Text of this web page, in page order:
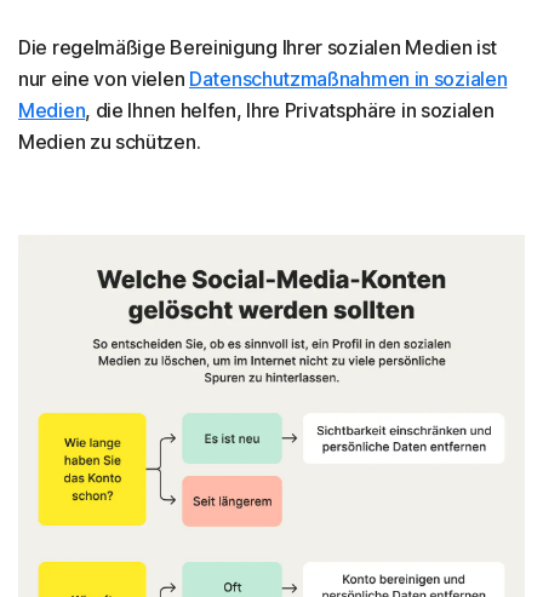
Die regelmäßige Bereinigung Ihrer sozialen Medien ist
nur eine von vielen Datenschutzmaßnahmen in sozialen
Medien, die Ihnen helfen, Ihre Privatsphäre in sozialen
Medien zu schützen.